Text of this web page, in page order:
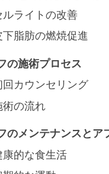
ルライトの改善
下脂肪の燃焼促進
の施術プロセス
回カウンセリング
術の流れ
のメンテナンスとア
康的な食生活